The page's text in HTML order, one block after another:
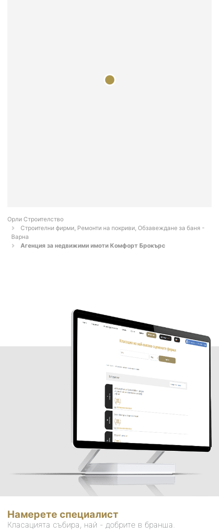
Орли Строителство
Строителни фирми, Ремонти на покриви, Обзавеждане за баня -
Варна
Агенция за недвижими имоти Комфорт Брокърс
Намерете специалист
Класацията събира, най - добрите в бранша.